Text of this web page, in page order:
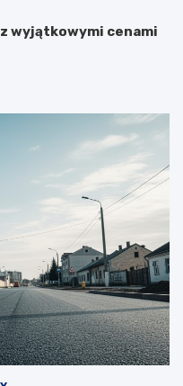
z wyjątkowymi cenami